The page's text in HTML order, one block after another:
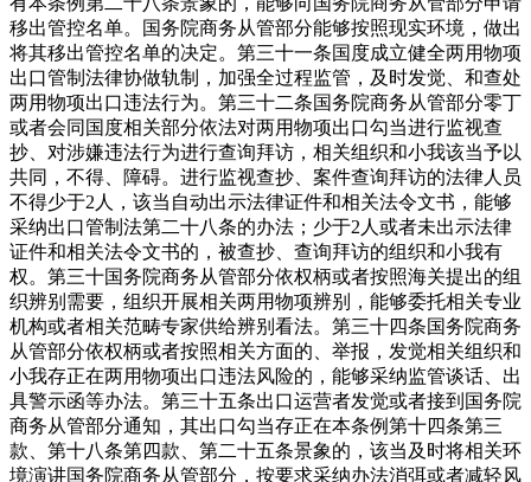
移出管控名单。国务院商务从管部分能够按照现实环境，做出
将其移出管控名单的决定。第三十一条国度成立健全两用物项
出口管制法律协做轨制，加强全过程监管，及时发觉、和查处
两用物项出口违法行为。第三十二条国务院商务从管部分零丁
或者会同国度相关部分依法对两用物项出口勾当进行监视查
抄、对涉嫌违法行为进行查询拜访，相关组织和小我该当予以
共同，不得、障碍。进行监视查抄、案件查询拜访的法律人员
不得少于2人，该当自动出示法律证件和相关法令文书，能够
采纳出口管制法第二十八条的办法；少于2人或者未出示法律
证件和相关法令文书的，被查抄、查询拜访的组织和小我有
权。第三十国务院商务从管部分依权柄或者按照海关提出的组
织辨别需要，组织开展相关两用物项辨别，能够委托相关专业
机构或者相关范畴专家供给辨别看法。第三十四条国务院商务
从管部分依权柄或者按照相关方面的、举报，发觉相关组织和
小我存正在两用物项出口违法风险的，能够采纳监管谈话、出
具警示函等办法。第三十五条出口运营者发觉或者接到国务院
商务从管部分通知，其出口勾当存正在本条例第十四条第三
款、第十八条第四款、第二十五条景象的，该当及时将相关环
境演讲国务院商务从管部分，按要求采纳办法消弭或者减轻风